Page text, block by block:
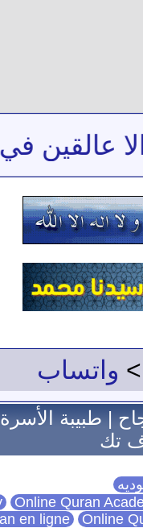
عالقين في
واتساب
|طبيبة الأسرة
تك
Online Quran
en ligne Online